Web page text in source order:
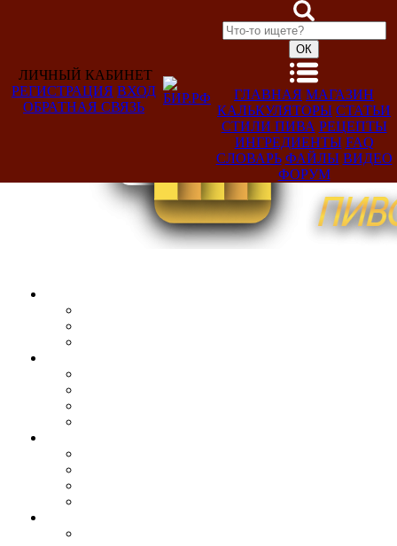
Добро
ЛИЧНЫЙ КАБИНЕТ
РЕГИСТРАЦИЯ ВХОД
ОБРАТНАЯ СВЯЗЬ
ГЛАВНАЯ МАГАЗИН
КАЛЬКУЛЯТОРЫ СТАТЬИ
СТИЛИ ПИВА РЕЦЕПТЫ
ИНГРЕДИЕНТЫ FAQ
СЛОВАРЬ ФАЙЛЫ ВИДЕО
ФОРУМ